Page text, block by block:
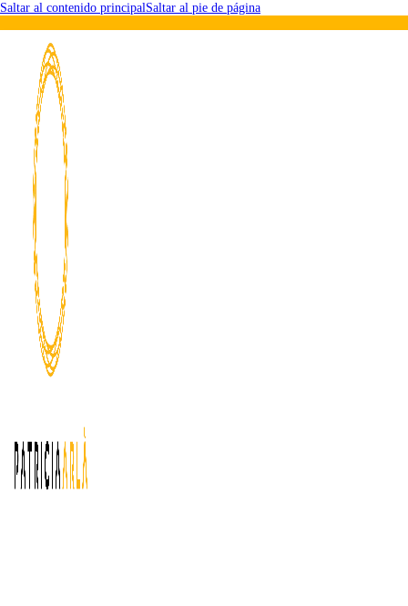
Saltar al contenido principalSaltar al pie de página